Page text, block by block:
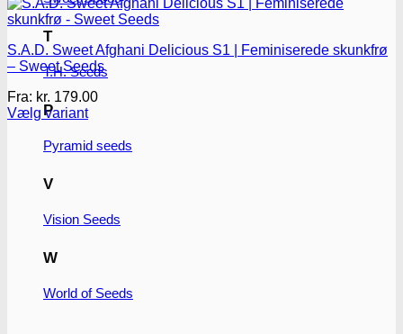
T
T.H. Seeds
P
Pyramid seeds
V
Vision Seeds
W
World of Seeds
S.A.D. Sweet Afghani Delicious S1 | Feminiserede skunkfrø
– Sweet Seeds
Fra: kr. 179.00
Vælg variant
varianter.